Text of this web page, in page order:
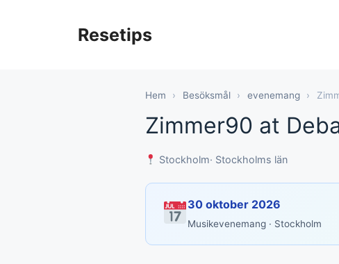
Resetips
Hem › Besöksmål › evenemang ›
Zimmer90 at
Stockholm· Stockholms län
30 oktober 2026
Musikevenemang · Stockholm